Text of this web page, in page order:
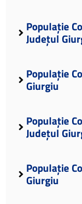
Populație
Județul
Populație
Giurgiu
Populație
Județul
Populație
Giurgiu